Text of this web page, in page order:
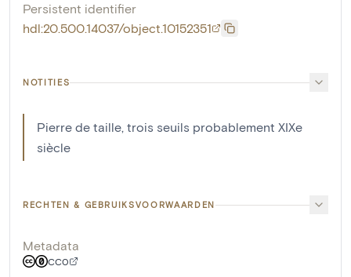
Persistent identifier
hdl:20.500.14037/object.10152351
NOTITIES
Pierre de taille, trois seuils probablement XIXe
siècle
RECHTEN & GEBRUIKSVOORWAARDEN
Metadata
CC0